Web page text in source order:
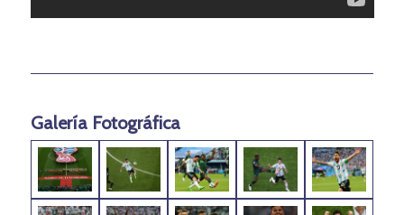
Galería Fotográfica